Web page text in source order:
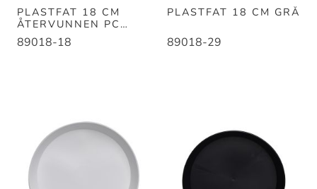
PLASTFAT 18 CM
ÅTERVUNNEN PC
SVART
89018-18
PLASTFAT 18 CM GRÅ
89018-29